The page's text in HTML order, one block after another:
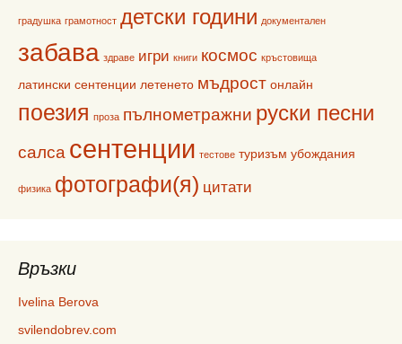
градушка грамотност детски години документален
забава здраве игри книги космос кръстовища
латински сентенции летенето мъдрост онлайн
поезия проза пълнометражни руски песни
салса сентенции тестове туризъм убождания
физика фотографи(я) цитати
Връзки
Ivelina Berova
svilendobrev.com